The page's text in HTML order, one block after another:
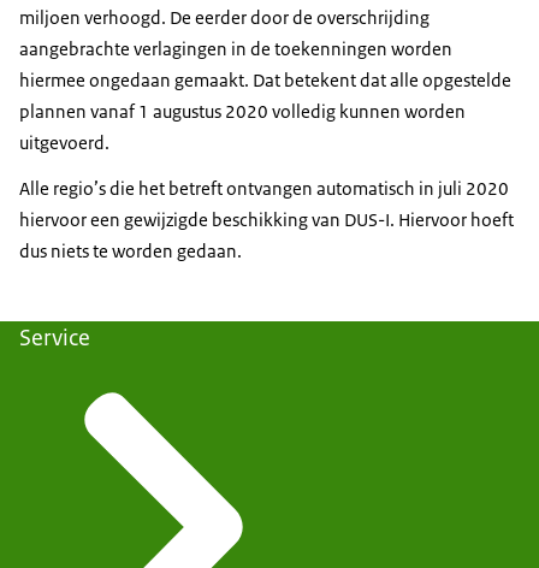
miljoen verhoogd. De eerder door de overschrijding
aangebrachte verlagingen in de toekenningen worden
hiermee ongedaan gemaakt. Dat betekent dat alle opgestelde
plannen vanaf 1 augustus 2020 volledig kunnen worden
uitgevoerd.
Alle regio’s die het betreft ontvangen automatisch in juli 2020
hiervoor een gewijzigde beschikking van DUS-I. Hiervoor hoeft
dus niets te worden gedaan.
Service